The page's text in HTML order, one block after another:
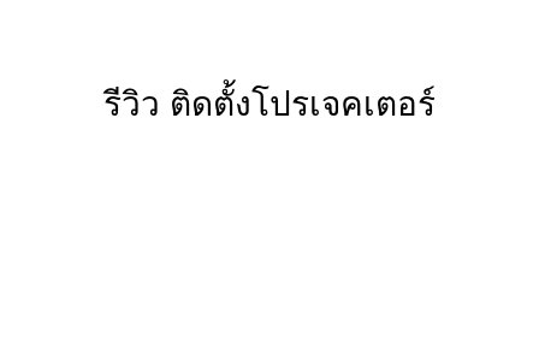
รีวิว ติดตั้งโปรเจคเตอร์